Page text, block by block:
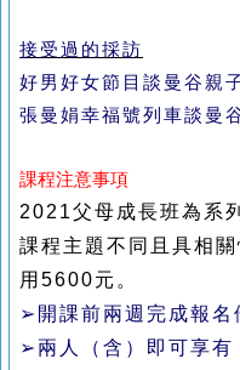
接受過的採訪
好男好女節目談曼谷親
張曼娟幸福號列車談曼
課程注意事項
2021父母成長班為系
課程主題不同且具相
用5600元。
➢開課前兩週完成報名
➢ 兩人 （含） 即可享